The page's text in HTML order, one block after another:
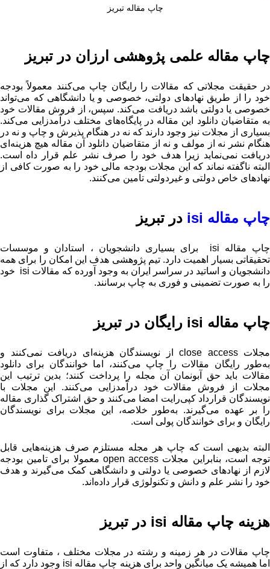
چاپ مقاله تبریز
چاپ مقاله علمی پژوهشی ارزان در تبریز
در حقیقت مجلاتی که مقالات را رایگان چاپ می‌کنند معمولاً بودجه
خود را از طریق نهادهای دولتی، خصوصی و یا دانشگاهی که می‌تواند
خصوصی یا دولتی باشد دریافت می‌کند. سپس، از فروش مقالات خود
به متقاضیان دانلود این مقاله در پایگاه‌های مختلف درآمدزایی می‌کند.
بسیاری از مجلات نیز وجود دارند که نه در هنگام پذیرش و چاپ و نه در
هنگام نشر نه از مولف و نه از متقاضیان دانلود آن مقاله هیچ هزینه‌ای
دریافت نمی‌نماید زیرا هدف خود را صرف نشر علم قرار داه است.
البته ناگفته نماند که این مجلات بودجه مالی خود را به صورت کافی از
نهادهای خاص دولتی و غیردولتی تامین می‌کنند.
چاپ مقاله isi در تبریز
چاپ مقاله isi برای بسیاری دانشجویان ، استادان و موسسات
تحقیقاتی بسیار اهمیت دارد. تیم پژوهشی هدف این امکان را برای همه
دانشجویان و اساتید در سراسر ایران به وجود آورده که مقالات isi خود
را به صورت تضمینی و فوری به چاپ برسانند.
چاپ مقاله
مجلات close access از نویسندگان هزینه‌ای دریافت نمی‌کنند و
به‌طور رایگان مقالات را چاپ می‌کنند، اما خوانندگان برای دانلود
مقالات باید حق آبونمان آن مجله را پرداخت کنند؛ بدین ترتیب این
مجلات از فروش مقالات خود درآمدزایی می‌کنند. این مجلات با
نویسندگان قرارداد کپی‌رایت امضا می‌کنند و حق اشتراک‌ گذاری مقاله
را بر عهده می‌گیرند. به‌طور خلاصه، این مجلات برای نویسندگان
رایگان و برای خوانندگان پولی است.
البته بدیهی است که چاپ هر مجله مستلزم صرف هزینه‌هایی قابل
توجه است، بنابراین مجلات open access معمولا برای تامین بودجه
لازم از نهادهای خصوصی یا دولتی و دانشگاهی کمک می‌گیرند و هدف
خود را نشر علم و دانش و تکنولوژی قرار داده‌اند.
هزینه چاپ مقاله isi در تبریز
چاپ مقالات در هر زمینه و رشته در مجلات مختلف ، متفاوت است
اما همیشه یک میانگین واحد برای هزینه چاپ مقاله isi وجود دارد که از